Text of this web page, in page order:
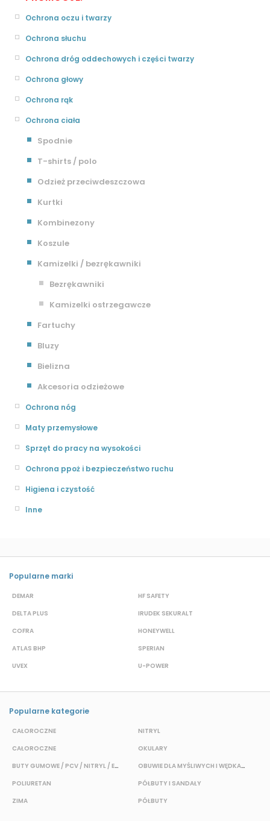
Ochrona oczu i twarzy
Ochrona słuchu
Ochrona dróg oddechowych i części twarzy
Ochrona głowy
Ochrona rąk
Ochrona ciała
Spodnie
T-shirts / polo
Odzież przeciwdeszczowa
Kurtki
Kombinezony
Koszule
Kamizelki / bezrękawniki
Bezrękawniki
Kamizelki ostrzegawcze
Fartuchy
Bluzy
Bielizna
Akcesoria odzieżowe
Ochrona nóg
Maty przemysłowe
Sprzęt do pracy na wysokości
Ochrona ppoż i bezpieczeństwo ruchu
Higiena i czystość
Inne
Popularne marki
DEMAR
DELTA PLUS
COFRA
ATLAS BHP
UVEX
HF SAFETY
IRUDEK SEKURALT
HONEYWELL
SPERIAN
U-POWER
Popularne kategorie
CAŁOROCZNE
CAŁOROCZNE
BUTY GUMOWE / PCV / NITRYL / EVA
POLIURETAN
ZIMA
NITRYL
OKULARY
OBUWIE DLA MYŚLIWYCH I WĘDKARZY
PÓŁBUTY I SANDAŁY
PÓŁBUTY